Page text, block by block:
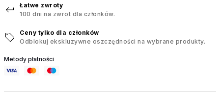
Łatwe zwroty
100 dni na zwrot dla członków.
Ceny tylko dla członków
Odblokuj ekskluzywne oszczędności na wybrane produkty.
Metody płatności